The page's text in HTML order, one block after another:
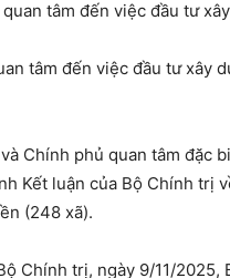
tâm đến việc đầu tư xây
Chính phủ quan tâm đặc
Kết luận của Bộ Chính trị
(248 xã).
Chính trị, ngày 9/11/2025,